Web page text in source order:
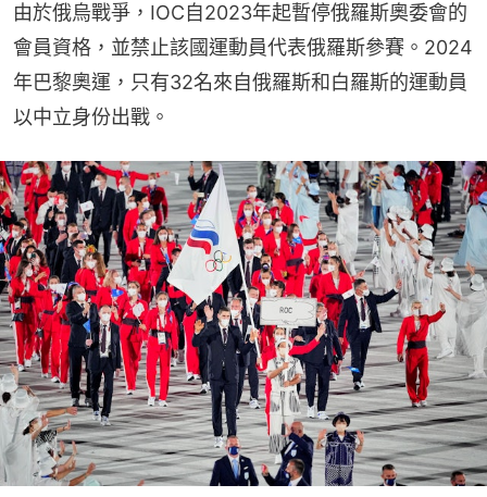
由於俄烏戰爭，IOC自2023年起暫停俄羅斯奧委會的
會員資格，並禁止該國運動員代表俄羅斯參賽。2024
年巴黎奧運，只有32名來自俄羅斯和白羅斯的運動員
以中立身份出戰。